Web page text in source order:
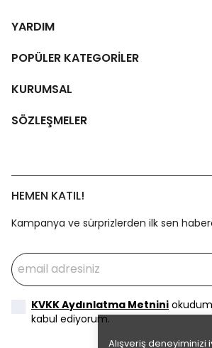
Alışveriş deneyiminizi
YARDIM
POPÜLER KATEGORİLER
KURUMSAL
SÖZLEŞMELER
HEMEN KATIL!
Kampanya ve sürprizlerden ilk sen
KVKK Aydınlatma Metnini
kabul ediyorum.